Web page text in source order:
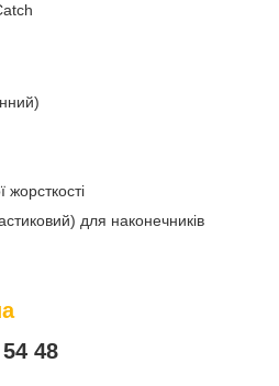
жорсткості
для наконечників
48